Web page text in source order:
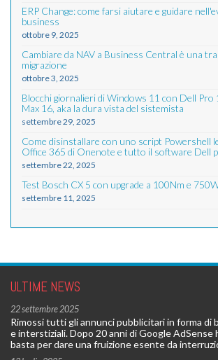
ERP Change: come farsi aiutare e guidare
business
ottobre 9, 2025
Cambiare da NAV a Business Central è una
migrazione
ottobre 3, 2025
Blocchi giornalieri di Windows 11 con Dell Pro
Max 16, aka la dura vista del sistemista
settembre 29, 2025
Come disinstallare con uno script Powershell
Office 365 di Onenote e tutto il software Dell
settembre 22, 2025
Test Bosch CX 5 con upgrade a 100Nm e
settembre 11, 2025
ULTIME NEWS
22 settembre 2025
Rimossi tutti gli annunci pubblicitari in forma di
e interstiziali. Dopo 20 anni di Google AdSense
basta per dare una fruizione esente da